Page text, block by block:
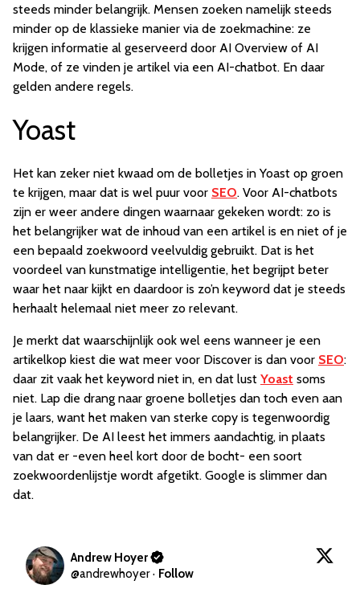
steeds minder belangrijk. Mensen zoeken namelijk steeds
minder op de klassieke manier via de zoekmachine: ze
krijgen informatie al geserveerd door AI Overview of AI
Mode, of ze vinden je artikel via een AI-chatbot. En daar
gelden andere regels.
Yoast
Het kan zeker niet kwaad om de bolletjes in Yoast op groen
te krijgen, maar dat is wel puur voor SEO. Voor AI-chatbots
zijn er weer andere dingen waarnaar gekeken wordt: zo is
het belangrijker wat de inhoud van een artikel is en niet of je
een bepaald zoekwoord veelvuldig gebruikt. Dat is het
voordeel van kunstmatige intelligentie, het begrijpt beter
waar het naar kijkt en daardoor is zo’n keyword dat je steeds
herhaalt helemaal niet meer zo relevant.
Je merkt dat waarschijnlijk ook wel eens wanneer je een
artikelkop kiest die wat meer voor Discover is dan voor SEO:
daar zit vaak het keyword niet in, en dat lust Yoast soms
niet. Lap die drang naar groene bolletjes dan toch even aan
je laars, want het maken van sterke copy is tegenwoordig
belangrijker. De AI leest het immers aandachtig, in plaats
van dat er -even heel kort door de bocht- een soort
zoekwoordenlijstje wordt afgetikt. Google is slimmer dan
dat.
Andrew Hoyer
@andrewhoyer · Follow